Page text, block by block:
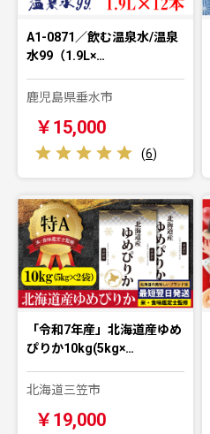
A1-0871／飲む温泉水/温泉
水99（1.9L×…
鹿児島県垂水市
￥15,000
(6)
「令和7年産」北海道産ゆめ
ぴりか10kg(5kg×…
北海道三笠市
￥19,000